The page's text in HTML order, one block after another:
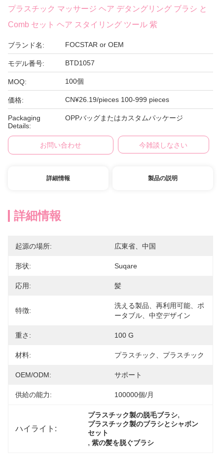
プラスチック マッサージ ヘア デタングリング ブラシ と
Comb セット ヘア スタイリング ツール 紫
ブランド名: FOCSTAR or OEM
モデル番号: BTD1057
MOQ: 100個
価格: CN¥26.19/pieces 100-999 pieces
Packaging
Details:
OPPバッグまたはカスタムパッケージ
お問い合わせ 今雑談しなさい
詳細情報 製品の説明
詳細情報
起源の場所: 広東省、中国
形状: Suqare
応用: 髪
特徴:
洗える製品、再利用可能、ポ
ータブル、中空デザイン
重さ: 100 G
材料: プラスチック、プラスチック
OEM/ODM: サポート
供給の能力: 100000個/月
ハイライト:
プラスチック製の脱毛ブラシ,
プラスチック製のブラシとシャボン
セット
, 紫の髪を脱ぐブラシ